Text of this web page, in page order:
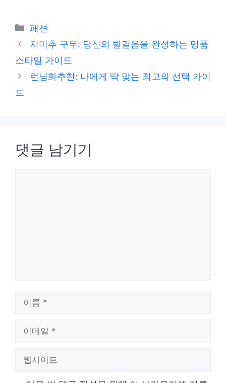
카
테
리
패션
지미추 구두: 당신의 발걸음을 완성하는 명품
스타일 가이드
런닝화추천: 나에게 딱 맞는 최고의 선택 가이
드
댓글 남기기